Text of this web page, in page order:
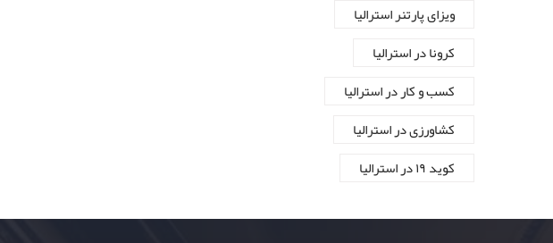
ویزای پارتنر استرالیا
کرونا در استرالیا
کسب و کار در استرالیا
کشاورزی در استرالیا
کوید ۱۹ در استرالیا